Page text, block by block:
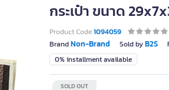
กระเป๋า ขนาด
Product Code1094059
BrandNon-Brand Sold byB2S
0% installment available
SOLD OUT